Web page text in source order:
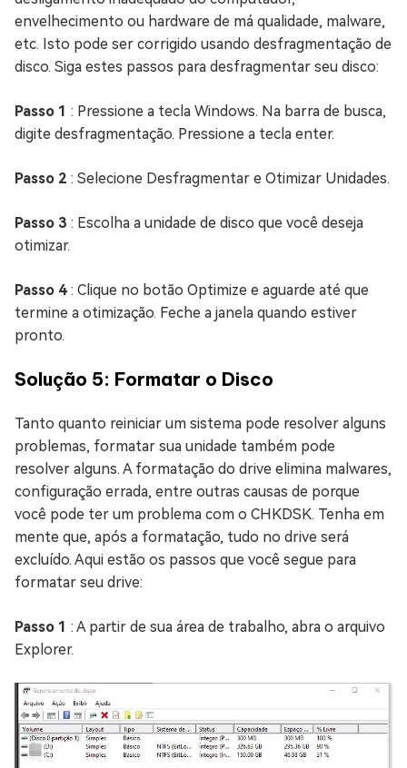
envelhecimento ou hardware de má qualidade, malware,
etc. Isto pode ser corrigido usando desfragmentação de
disco. Siga estes passos para desfragmentar seu disco:
Passo 1 : Pressione a tecla Windows. Na barra de busca,
digite desfragmentação. Pressione a tecla enter.
Passo 2 : Selecione Desfragmentar e Otimizar Unidades.
Passo 3 : Escolha a unidade de disco que você deseja
otimizar.
Passo 4 : Clique no botão Optimize e aguarde até que
termine a otimização. Feche a janela quando estiver
pronto.
Solução 5: Formatar o Disco
Tanto quanto reiniciar um sistema pode resolver alguns
problemas, formatar sua unidade também pode
resolver alguns. A formatação do drive elimina malwares,
configuração errada, entre outras causas de porque
você pode ter um problema com o CHKDSK. Tenha em
mente que, após a formatação, tudo no drive será
excluído. Aqui estão os passos que você segue para
formatar seu drive:
Passo 1 : A partir de sua área de trabalho, abra o arquivo
Explorer.